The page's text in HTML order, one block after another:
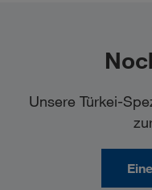
Unsere Türkei-